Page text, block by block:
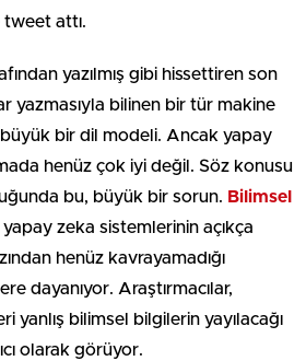
tweet attı.
yazılmış gibi hissettiren son
yazmasıyla bilinen bir tür makine
bir dil modeli. Ancak yapay
henüz çok iyi değil. Söz konusu
bu, büyük bir sorun. Bilimsel
yapay zeka sistemlerinin açıkça
henüz kavrayamadığı
dayanıyor. Araştırmacılar,
yanlış bilimsel bilgilerin yayılacağı
olarak görüyor.